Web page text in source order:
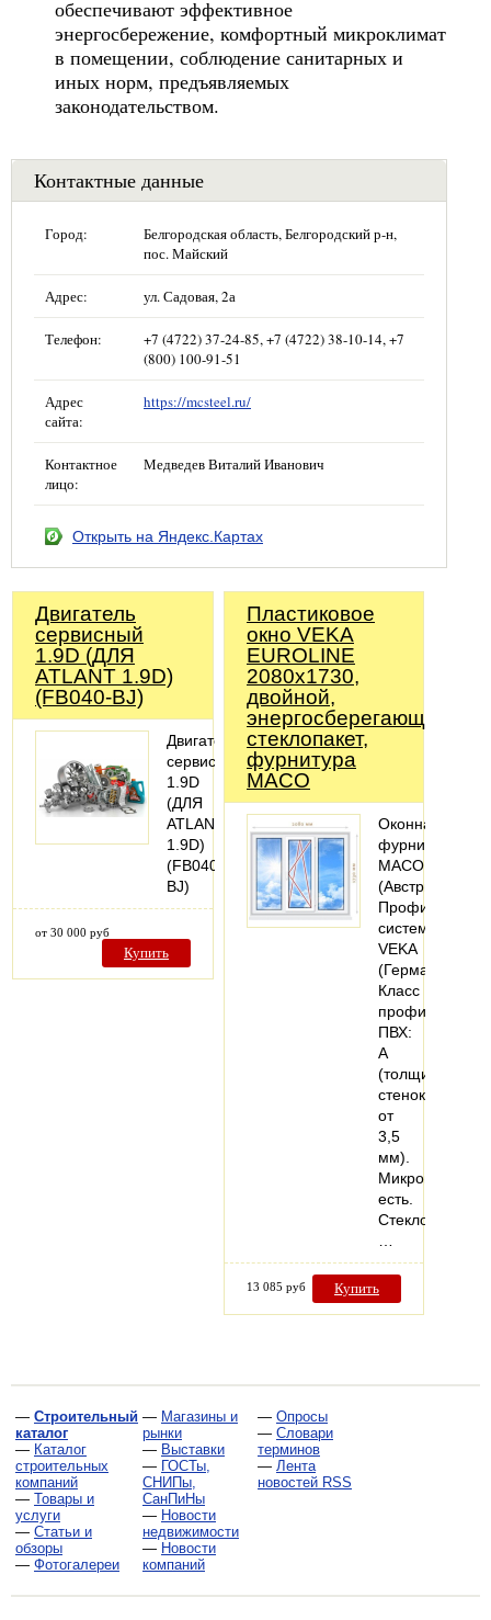
обеспечивают эффективное
энергосбережение, комфортный микроклимат
в помещении, соблюдение санитарных и
иных норм, предъявляемых
законодательством.
Контактные данные
Город:
Белгородская область, Белгородский р-н,
пос. Майский
Адрес: ул. Садовая, 2а
Телефон:
+7 (4722) 37-24-85, +7 (4722) 38-10-14, +7
(800) 100-91-51
Адрес
сайта:
https://mcsteel.ru/
Контактное
лицо:
Медведев Виталий Иванович
Открыть на Яндекс.Картах
Двигатель
сервисный
1.9D (ДЛЯ
ATLANT 1.9D)
(FB040-BJ)
Двигатель
сервисный
1.9D
(ДЛЯ
ATLANT
1.9D)
(FB040-
BJ)
от 30 000 руб
Купить
Пластиковое
окно VEKA
EUROLINE
2080х1730,
двойной,
энергосберегающий
стеклопакет,
фурнитура
MACO
Оконная
фурнитура
MACO
(Австрия).
Профильная
система:
VEKA
(Германия).
Класс
профиля
ПВХ:
А
(толщина
стенок
от
3,5
мм).
есть.
Стеклопакеты:
13 085 руб Купить
— Строительный
каталог
— Каталог
строительных
компаний
— Товары и
услуги
— Статьи и
обзоры
— Фотогалереи
— Магазины и
рынки
— Выставки
— ГОСТы,
СНИПы,
СанПиНы
— Новости
недвижимости
— Новости
компаний
— Опросы
— Словари
терминов
— Лента
новостей RSS